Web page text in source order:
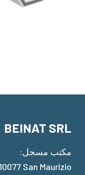
BEINAT SRL
مكتب مسجل:
San Maurizio